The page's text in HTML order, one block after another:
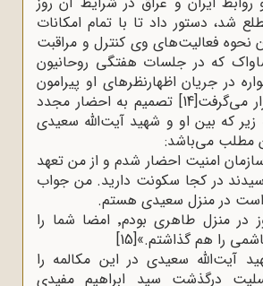
شد، دستور داد تا با تمام امکانات
فعالیت‌های وی کنترل و مراقبت
که در جلسات هفتگی روحانیون
در جریان اظهارنظرهای او پیرامون
می‌گرفت[14] تصمیم به احضار مجدد
که بین او و شهید آیت‌الله سعیدی
:
امنیت احضار شدم و از من تعهد
در کجا سکونت دارید. من جواب
است در منزل سعیدی هستم.
سعیدی: من دیروز در منزل طاهری بودم٬ امضا شما را
را هم گذاشتم.»[15]
آیت‌الله سعیدی در این مکالمه را
درگذشت سید ابراهیم مفیدی